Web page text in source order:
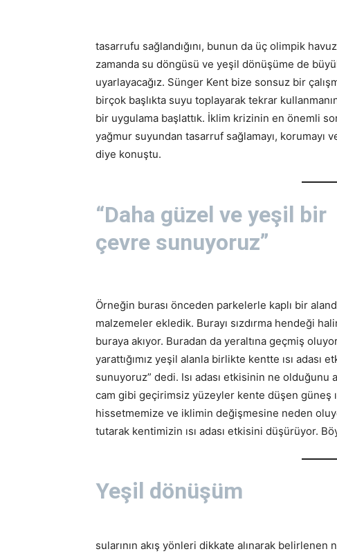
tasarrufu sağlandığını, bunun da üç olimpik
zamanda su döngüsü ve yeşil dönüşüme de
uyarlayacağız. Sünger Kent bize sonsuz bir
birçok başlıkta suyu toplayarak tekrar
bir uygulama başlattık. İklim krizinin en önemli
yağmur suyundan tasarruf sağlamayı, korumayı
diye konuştu.
“Daha güzel ve yeşil bir
çevre sunuyoruz”
Örneğin burası önceden parkelerle kaplı bir
malzemeler ekledik. Burayı sızdırma hendeği
buraya akıyor. Buradan da yeraltına geçmiş
yarattığımız yeşil alanla birlikte kentte ısı adası
sunuyoruz” dedi. Isı adası etkisinin ne olduğunu
cam gibi geçirimsiz yüzeyler kente düşen güneş
hissetmemize ve iklimin değişmesine neden
tutarak kentimizin ısı adası etkisini düşürüyor.
Yeşil dönüşüm
sularının akış yönleri dikkate alınarak belirlenen